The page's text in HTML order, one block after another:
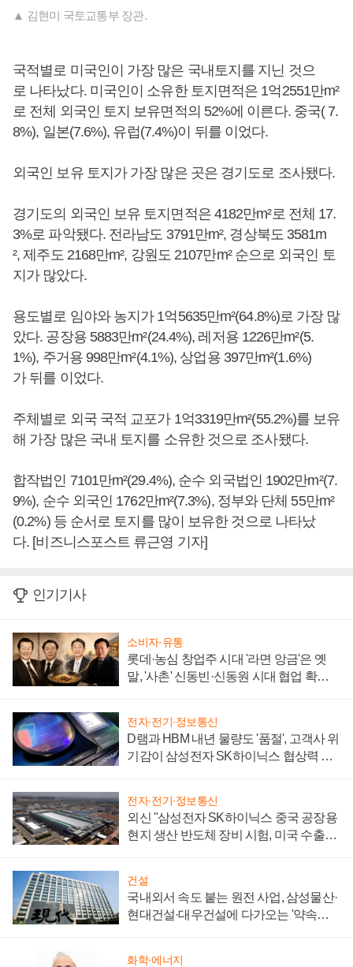
▲ 김현미 국토교통부 장관.
국적별로 미국인이 가장 많은 국내토지를 지닌 것으
로 나타났다. 미국인이 소유한 토지면적은 1억2551만m²
로 전체 외국인 토지 보유면적의 52%에 이른다. 중국( 7.
8%), 일본(7.6%), 유럽(7.4%)이 뒤를 이었다.
외국인 보유 토지가 가장 많은 곳은 경기도로 조사됐다.
경기도의 외국인 보유 토지면적은 4182만m²로 전체 17.
3%로 파악됐다. 전라남도 3791만m², 경상북도 3581m
², 제주도 2168만m², 강원도 2107만m² 순으로 외국인 토
지가 많았다.
용도별로 임야와 농지가 1억5635만m²(64.8%)로 가장 많
았다. 공장용 5883만m²(24.4%), 레저용 1226만m²(5.
1%), 주거용 998만m²(4.1%), 상업용 397만m²(1.6%)
가 뒤를 이었다.
주체별로 외국 국적 교포가 1억3319만m²(55.2%)를 보유
해 가장 많은 국내 토지를 소유한 것으로 조사됐다.
합작법인 7101만m²(29.4%), 순수 외국법인 1902만m²(7.
9%), 순수 외국인 1762만m²(7.3%), 정부와 단체 55만m²
(0.2%) 등 순서로 토지를 많이 보유한 것으로 나타났
다. [비즈니스포스트 류근영 기자]
인기기사
소비자·유통
롯데·농심 창업주 시대 '라면 앙금'은 옛
말, '사촌' 신동빈·신동원 시대 협업 확대
전자·전기·정보통신
D램과 HBM 내년 물량도 '품절', 고객사 위
기감이 삼성전자 SK하이닉스 협상력 더
전자·전기·정보통신
외신 "삼성전자 SK하이닉스 중국 공장용
현지 생산 반도체 장비 시험, 미국 수출통
건설
국내외서 속도 붙는 원전 사업, 삼성물산·
현대건설·대우건설에 다가오는 '약속의
화학·에너지